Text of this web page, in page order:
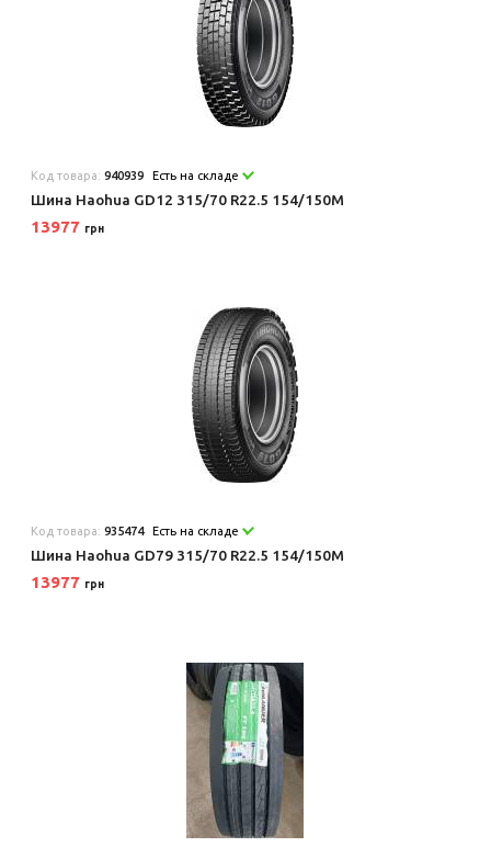
Код товара:940939 Есть на складе
Шина Haohua GD12 315/70 R22.5 154/150M
13977 грн
Код товара:935474 Есть на складе
Шина Haohua GD79 315/70 R22.5 154/150M
13977 грн